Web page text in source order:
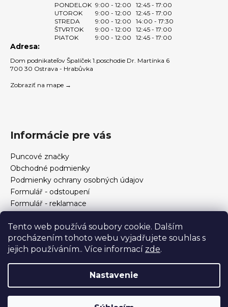
Tento web používá soubory cookie. Dalším
procházením tohoto webu vyjadřujete souhlas s
jejich používáním.. Více informací zde.
Nastavenie
s
u
PONDELOK 9:00 - 12:00
12:45 - 17:00
UTOROK
9:00 - 12:00
12:45 - 17:00
STREDA
9:00 - 12:00
14:00 - 17:30
ŠTVRTOK
9:00 - 12:00
12:45 - 17:00
PIATOK
9:00 - 12:00 12:45 - 17:00
Adresa:
Dom podnikateľov Špalíček 1.poschodie Dr. Martínka 6
700 30 Ostrava - Hrabůvka
Zobraziť na mape →
Informácie pre vás
Puncové značky
Obchodné podmienky
Podmienky ochrany osobných údajov
Formulář - odstoupení
Formulář - reklamace
Ako určiť veľkosť prsteňa
Ako si vybrať šperky?
Formulár na odstúpenie od zmluvy a reklamáciu
Copyright 2026Zlatnictví Helios. Všetky práva